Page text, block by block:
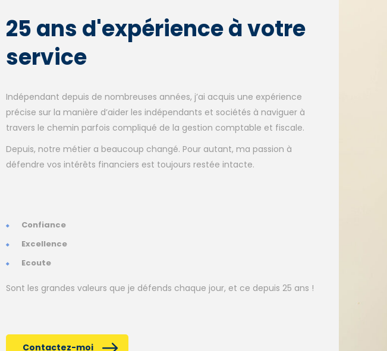
25 ans d'expérience à votre
service
Indépendant depuis de nombreuses années, j’ai acquis une expérience
précise sur la manière d’aider les indépendants et sociétés à naviguer à
travers le chemin parfois compliqué de la gestion comptable et fiscale.
Depuis, notre métier a beaucoup changé. Pour autant, ma passion à
défendre vos intérêts financiers est toujours restée intacte.
Confiance
Excellence
Ecoute
Sont les grandes valeurs que je défends chaque jour, et ce depuis 25 ans !
Contactez-moi